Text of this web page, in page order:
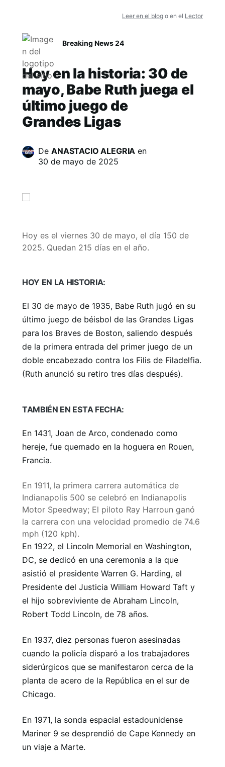
Leer en el blog o en el Lector
Breaking News 24
Hoy en la historia: 30 de
mayo, Babe Ruth juega el
último juego de
Grandes Ligas
De ANASTACIO ALEGRIA en
30 de mayo de 2025
Hoy es el viernes 30 de mayo, el día 150 de
2025. Quedan 215 días en el año.
HOY EN LA HISTORIA:
El 30 de mayo de 1935, Babe Ruth jugó en su
último juego de béisbol de las Grandes Ligas
para los Braves de Boston, saliendo después
de la primera entrada del primer juego de un
doble encabezado contra los Filis de Filadelfia.
(Ruth anunció su retiro tres días después).
TAMBIÉN EN ESTA FECHA:
En 1431, Joan de Arco, condenado como
hereje, fue quemado en la hoguera en Rouen,
Francia.
En 1911, la primera carrera automática de
Indianapolis 500 se celebró en Indianapolis
Motor Speedway; El piloto Ray Harroun ganó
la carrera con una velocidad promedio de 74.6
mph (120 kph).
En 1922, el Lincoln Memorial en Washington,
DC, se dedicó en una ceremonia a la que
asistió el presidente Warren G. Harding, el
Presidente del Justicia William Howard Taft y
el hijo sobreviviente de Abraham Lincoln,
Robert Todd Lincoln, de 78 años.
En 1937, diez personas fueron asesinadas
cuando la policía disparó a los trabajadores
siderúrgicos que se manifestaron cerca de la
planta de acero de la República en el sur de
Chicago.
En 1971, la sonda espacial estadounidense
Mariner 9 se desprendió de Cape Kennedy en
un viaje a Marte.